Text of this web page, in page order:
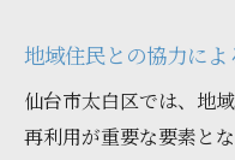
エコライフス
地域全体で取
り
地域住民との協力に
仙台市太白区では、地
再利用が重要な要素と